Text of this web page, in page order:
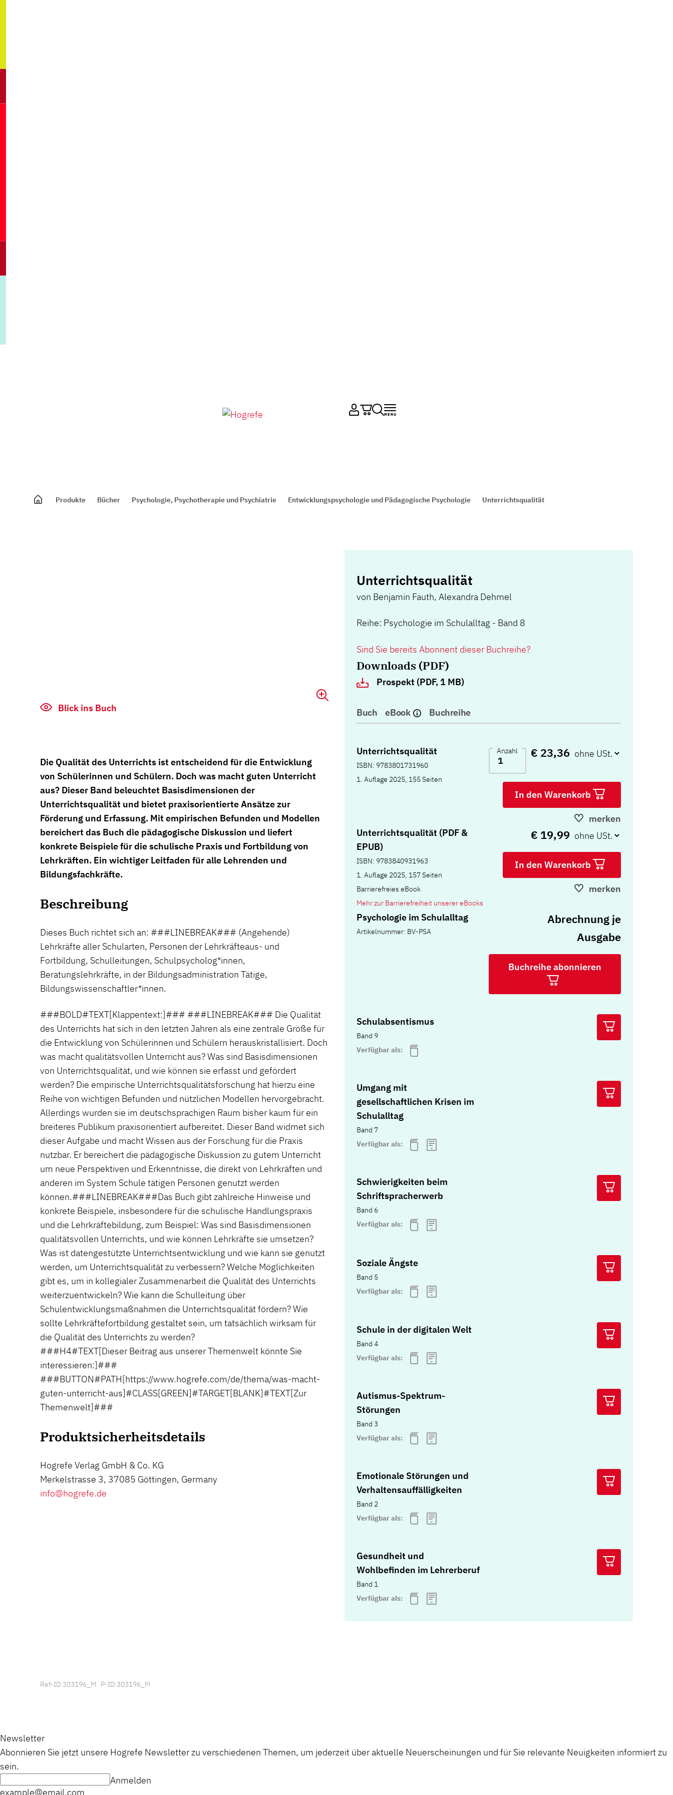
Produkte Bücher Psychologie, Psychotherapie und Psychiatrie Entwicklungspsychologie und Pädagogische Psychologie Unterrichtsqualität
Unterrichtsqualität
von Benjamin Fauth, Alexandra Dehmel
Reihe: Psychologie im Schulalltag - Band 8
Sind Sie bereits Abonnent dieser Buchreihe?
Downloads (PDF)
Prospekt (PDF, 1 MB)
Buch eBook Buchreihe
Unterrichtsqualität
ISBN: 9783801731960
1. Auflage 2025, 155 Seiten
Anzahl € 23,36
In den Warenkorb
merken
Unterrichtsqualität (PDF &
EPUB)
ISBN: 9783840931963
1. Auflage 2025, 157 Seiten
Barrierefreies eBook
Mehr zur Barrierefreiheit unserer eBooks
€ 19,99
In den Warenkorb
merken
Psychologie im Schulalltag
Artikelnummer: BV-PSA
Abrechnung je
Ausgabe
Buchreihe abonnieren
Schulabsentismus
Band 9
Verfügbar als:
Umgang mit
gesellschaftlichen Krisen im
Schulalltag
Band 7
Verfügbar als:
Schwierigkeiten beim
Schriftspracherwerb
Band 6
Verfügbar als:
Soziale Ängste
Band 5
Verfügbar als:
Schule in der digitalen Welt
Band 4
Verfügbar als:
Autismus-Spektrum-
Störungen
Band 3
Verfügbar als:
Emotionale Störungen und
Verhaltensauffälligkeiten
Band 2
Verfügbar als:
Gesundheit und
Wohlbefinden im Lehrerberuf
Band 1
Verfügbar als:
Blick ins Buch
Die Qualität des Unterrichts ist entscheidend für die Entwicklung
von Schülerinnen und Schülern. Doch was macht guten Unterricht
aus? Dieser Band beleuchtet Basisdimensionen der
Unterrichtsqualität und bietet praxisorientierte Ansätze zur
Förderung und Erfassung. Mit empirischen Befunden und Modellen
bereichert das Buch die pädagogische Diskussion und liefert
konkrete Beispiele für die schulische Praxis und Fortbildung von
Lehrkräften. Ein wichtiger Leitfaden für alle Lehrenden und
Bildungsfachkräfte.
Beschreibung
Dieses Buch richtet sich an: ###LINEBREAK### (Angehende)
Lehrkräfte aller Schularten, Personen der Lehrkräfteaus- und
Fortbildung, Schulleitungen, Schulpsycholog*innen,
Beratungslehrkräfte, in der Bildungsadministration Tätige,
Bildungswissenschaftler*innen.
###BOLD#TEXT[Klappentext:]### ###LINEBREAK### Die Qualität
des Unterrichts hat sich in den letzten Jahren als eine zentrale Größe für
die Entwicklung von Schülerinnen und Schülern herauskristallisiert. Doch
was macht qualitätsvollen Unterricht aus? Was sind Basisdimensionen
von Unterrichtsqualität, und wie können sie erfasst und gefördert
werden? Die empirische Unterrichtsqualitätsforschung hat hierzu eine
Reihe von wichtigen Befunden und nützlichen Modellen hervorgebracht.
Allerdings wurden sie im deutschsprachigen Raum bisher kaum für ein
breiteres Publikum praxisorientiert aufbereitet. Dieser Band widmet sich
dieser Aufgabe und macht Wissen aus der Forschung für die Praxis
nutzbar. Er bereichert die pädagogische Diskussion zu gutem Unterricht
um neue Perspektiven und Erkenntnisse, die direkt von Lehrkräften und
anderen im System Schule tätigen Personen genutzt werden
können.###LINEBREAK###Das Buch gibt zahlreiche Hinweise und
konkrete Beispiele, insbesondere für die schulische Handlungspraxis
und die Lehrkräftebildung, zum Beispiel: Was sind Basisdimensionen
qualitätsvollen Unterrichts, und wie können Lehrkräfte sie umsetzen?
Was ist datengestützte Unterrichtsentwicklung und wie kann sie genutzt
werden, um Unterrichtsqualität zu verbessern? Welche Möglichkeiten
gibt es, um in kollegialer Zusammenarbeit die Qualität des Unterrichts
weiterzuentwickeln? Wie kann die Schulleitung über
Schulentwicklungsmaßnahmen die Unterrichtsqualität fördern? Wie
sollte Lehrkräftefortbildung gestaltet sein, um tatsächlich wirksam für
die Qualität des Unterrichts zu werden?
###H4#TEXT[Dieser Beitrag aus unserer Themenwelt könnte Sie
interessieren:]###
###BUTTON#PATH[https://www.hogrefe.com/de/thema/was-macht-
guten-unterricht-aus]#CLASS[GREEN]#TARGET[BLANK]#TEXT[Zur
Themenwelt]###
Produktsicherheitsdetails
Hogrefe Verlag GmbH & Co. KG
Merkelstrasse 3, 37085 Göttingen, Germany
info@hogrefe.de
Ref-ID:303196_M P-ID:303196_M
Newsletter
Abonnieren Sie jetzt unsere Hogrefe Newsletter zu verschiedenen Themen, um jederzeit über aktuelle Neuerscheinungen und für Sie relevante Neuigkeiten informiert zu
sein.
example@email.com
Anmelden